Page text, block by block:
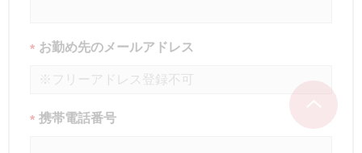
* お勤め先のメールアドレス
* 携帯電話番号